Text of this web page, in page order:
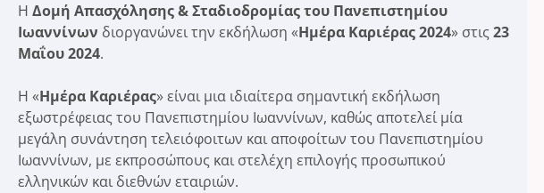
Η Δομή Απασχόλησης & Σταδιοδρομίας του Πανεπιστημίου
Ιωαννίνων διοργανώνει την εκδήλωση «Ημέρα Καριέρας 2024» στις23
Μαΐου 2024.
H «Ημέρα Καριέρας» είναι μια ιδιαίτερα σημαντική εκδήλωση
εξωστρέφειας του Πανεπιστημίου Ιωαννίνων, καθώς αποτελεί μία
μεγάλη συνάντηση τελειόφοιτων και αποφοίτων του Πανεπιστημίου
Ιωαννίνων, με εκπροσώπους και στελέχη επιλογής προσωπικού
ελληνικών και διεθνών εταιριών.